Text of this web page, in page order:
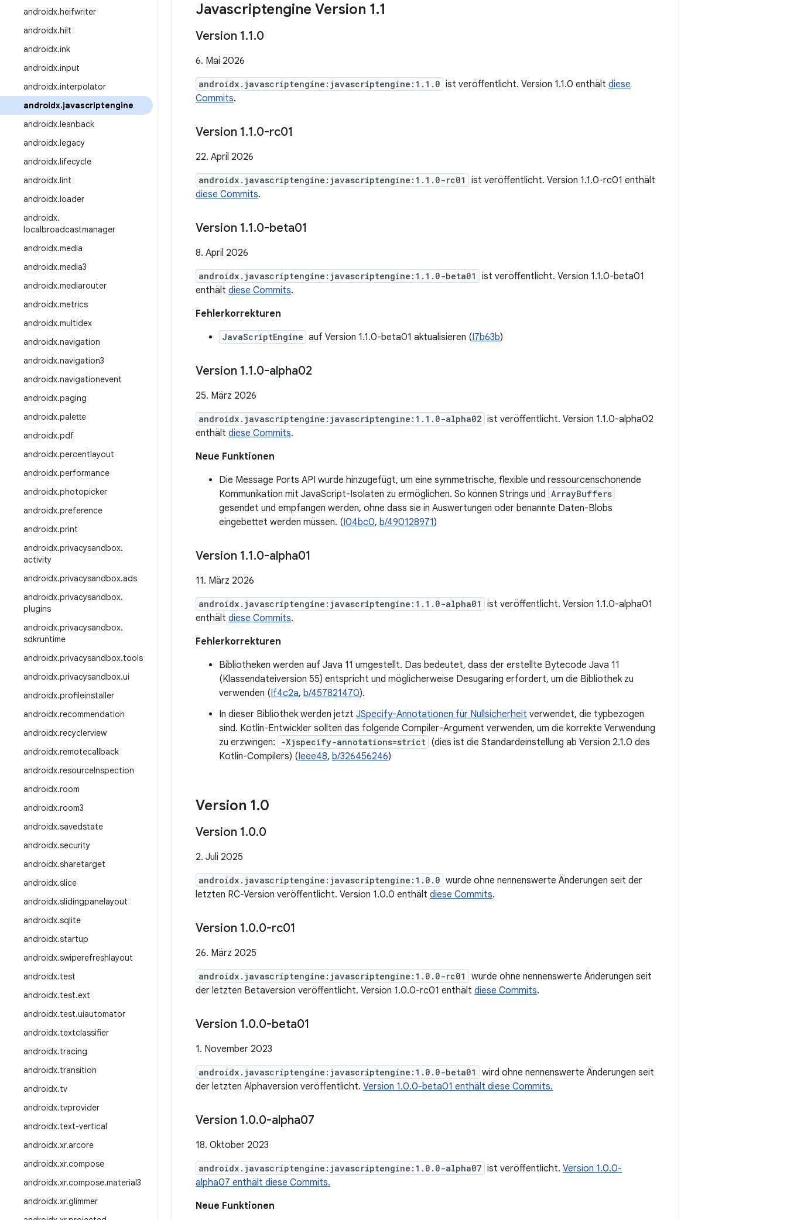
androidx.heifwriter
androidx.hilt
androidx.ink
androidx.input
androidx.interpolator
androidx.javascriptengine
androidx.leanback
androidx.legacy
androidx.lifecycle
androidx.lint
androidx.loader
androidx.
localbroadcastmanager
androidx.media
androidx.media3
androidx.mediarouter
androidx.metrics
androidx.multidex
androidx.navigation
androidx.navigation3
androidx.navigationevent
androidx.paging
androidx.palette
androidx.pdf
androidx.percentlayout
androidx.performance
androidx.photopicker
androidx.preference
androidx.print
androidx.privacysandbox.
activity
androidx.privacysandbox.ads
androidx.privacysandbox.
plugins
androidx.privacysandbox.
sdkruntime
androidx.privacysandbox.tools
androidx.privacysandbox.ui
androidx.profileinstaller
androidx.recommendation
androidx.recyclerview
androidx.remotecallback
androidx.resourceInspection
androidx.room
androidx.room3
androidx.savedstate
androidx.security
androidx.sharetarget
androidx.slice
androidx.slidingpanelayout
androidx.sqlite
androidx.startup
androidx.swiperefreshlayout
androidx.test
androidx.test.ext
androidx.test.uiautomator
androidx.textclassifier
androidx.tracing
androidx.transition
androidx.tv
androidx.tvprovider
androidx.text-vertical
androidx.xr.arcore
androidx.xr.compose
androidx.xr.compose.material3
androidx.xr.glimmer
Javascriptengine Version 1.1
Version 1.1.0
6. Mai 2026
androidx.javascriptengine:javascriptengine:1.1.0 ist veröffentlicht. Version 1.1.0 enthält diese
Commits.
Version 1.1.0-rc01
22. April 2026
androidx.javascriptengine:javascriptengine:1.1.0-rc01
ist veröffentlicht. Version 1.1.0-rc01 enthält
diese Commits.
Version 1.1.0-beta01
8. April 2026
androidx.javascriptengine:javascriptengine:1.1.0-beta01
ist veröffentlicht. Version 1.1.0-beta01
enthält diese Commits.
Fehlerkorrekturen
JavaScriptEngine auf Version 1.1.0-beta01 aktualisieren (I7b63b)
Version 1.1.0-alpha02
25. März 2026
androidx.javascriptengine:javascriptengine:1.1.0-alpha02 ist veröffentlicht. Version 1.1.0-alpha02
enthält diese Commits.
Neue Funktionen
Die Message Ports API wurde hinzugefügt, um eine symmetrische, flexible und ressourcenschonende
Kommunikation mit JavaScript-Isolaten zu ermöglichen. So können Strings und ArrayBuffers
gesendet und empfangen werden, ohne dass sie in Auswertungen oder benannte Daten-Blobs
eingebettet werden müssen. (I04bc0, b/490128971)
Version 1.1.0-alpha01
11. März 2026
androidx.javascriptengine:javascriptengine:1.1.0-alpha01
ist veröffentlicht. Version 1.1.0-alpha01
enthält diese Commits.
Fehlerkorrekturen
Bibliotheken werden auf Java 11 umgestellt. Das bedeutet, dass der erstellte Bytecode Java 11
(Klassendateiversion 55) entspricht und möglicherweise Desugaring erfordert, um die Bibliothek zu
verwenden (If4c2a, b/457821470).
In dieser Bibliothek werden jetzt JSpecify-Annotationen für Nullsicherheit verwendet, die typbezogen
sind. Kotlin-Entwickler sollten das folgende Compiler-Argument verwenden, um die korrekte Verwendung
zu erzwingen:
-Xjspecify-annotations=strict (dies ist die Standardeinstellung ab Version 2.1.0 des
Kotlin-Compilers) (Ieee48, b/326456246)
Version 1.0
Version 1.0.0
2. Juli 2025
androidx.javascriptengine:javascriptengine:1.0.0 wurde ohne nennenswerte Änderungen seit der
letzten RC-Version veröffentlicht. Version 1.0.0 enthält diese Commits.
Version 1.0.0-rc01
26. März 2025
androidx.javascriptengine:javascriptengine:1.0.0-rc01
wurde ohne nennenswerte Änderungen seit
der letzten Betaversion veröffentlicht. Version 1.0.0-rc01 enthält diese Commits.
Version 1.0.0-beta01
1. November 2023
androidx.javascriptengine:javascriptengine:1.0.0-beta01
wird ohne nennenswerte Änderungen seit
der letzten Alphaversion veröffentlicht. Version 1.0.0-beta01 enthält diese Commits.
Version 1.0.0-alpha07
18. Oktober 2023
androidx.javascriptengine:javascriptengine:1.0.0-alpha07 ist veröffentlicht. Version 1.0.0-
alpha07 enthält diese Commits.
Neue Funktionen